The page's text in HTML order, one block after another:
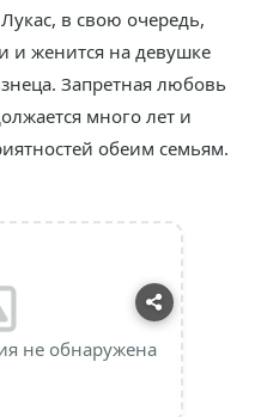
в свою очередь,
и женится на девушке
Запретная любовь
много лет и
обеим семьям.
не обнаружена